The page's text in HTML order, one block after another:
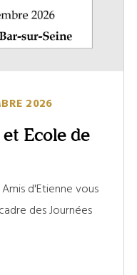
2026
Ecole de
d'Etienne vous
des Journées